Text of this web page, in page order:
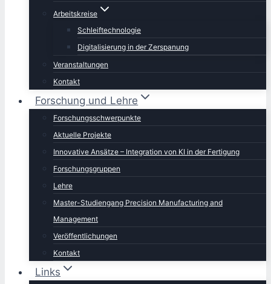
Arbeitskreise
Schleiftechnologie
Digitalisierung in der Zerspanung
Veranstaltungen
Kontakt
Forschung und Lehre
Forschungsschwerpunkte
Aktuelle Projekte
Innovative Ansätze – Integration von KI in der Fertigung
Forschungsgruppen
Lehre
Master-Studiengang Precision Manufacturing and
Management
Veröffentlichungen
Kontakt
Links